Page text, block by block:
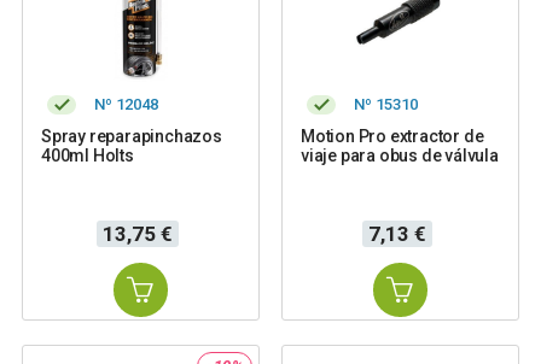
Nº 12048
Spray reparapinchazos
400ml Holts
Precio
13,75 €
Nº 15310
Motion Pro extractor de
viaje para obus de válvula
Precio
7,13 €